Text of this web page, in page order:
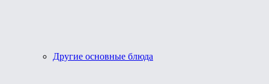
Другие основные блюда